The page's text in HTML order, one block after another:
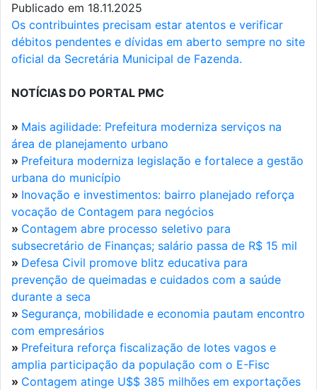
Publicado em 18.11.2025
Os contribuintes precisam estar atentos e verificar
débitos pendentes e dívidas em aberto sempre no site
oficial da Secretária Municipal de Fazenda.
NOTÍCIAS DO PORTAL PMC
» Mais agilidade: Prefeitura moderniza serviços na
área de planejamento urbano
» Prefeitura moderniza legislação e fortalece a gestão
urbana do município
» Inovação e investimentos: bairro planejado reforça
vocação de Contagem para negócios
» Contagem abre processo seletivo para
subsecretário de Finanças; salário passa de R$ 15 mil
» Defesa Civil promove blitz educativa para
prevenção de queimadas e cuidados com a saúde
durante a seca
» Segurança, mobilidade e economia pautam encontro
com empresários
» Prefeitura reforça fiscalização de lotes vagos e
amplia participação da população com o E-Fisc
» Contagem atinge U$$ 385 milhões em exportações